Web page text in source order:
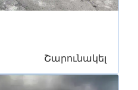
Շարունակել